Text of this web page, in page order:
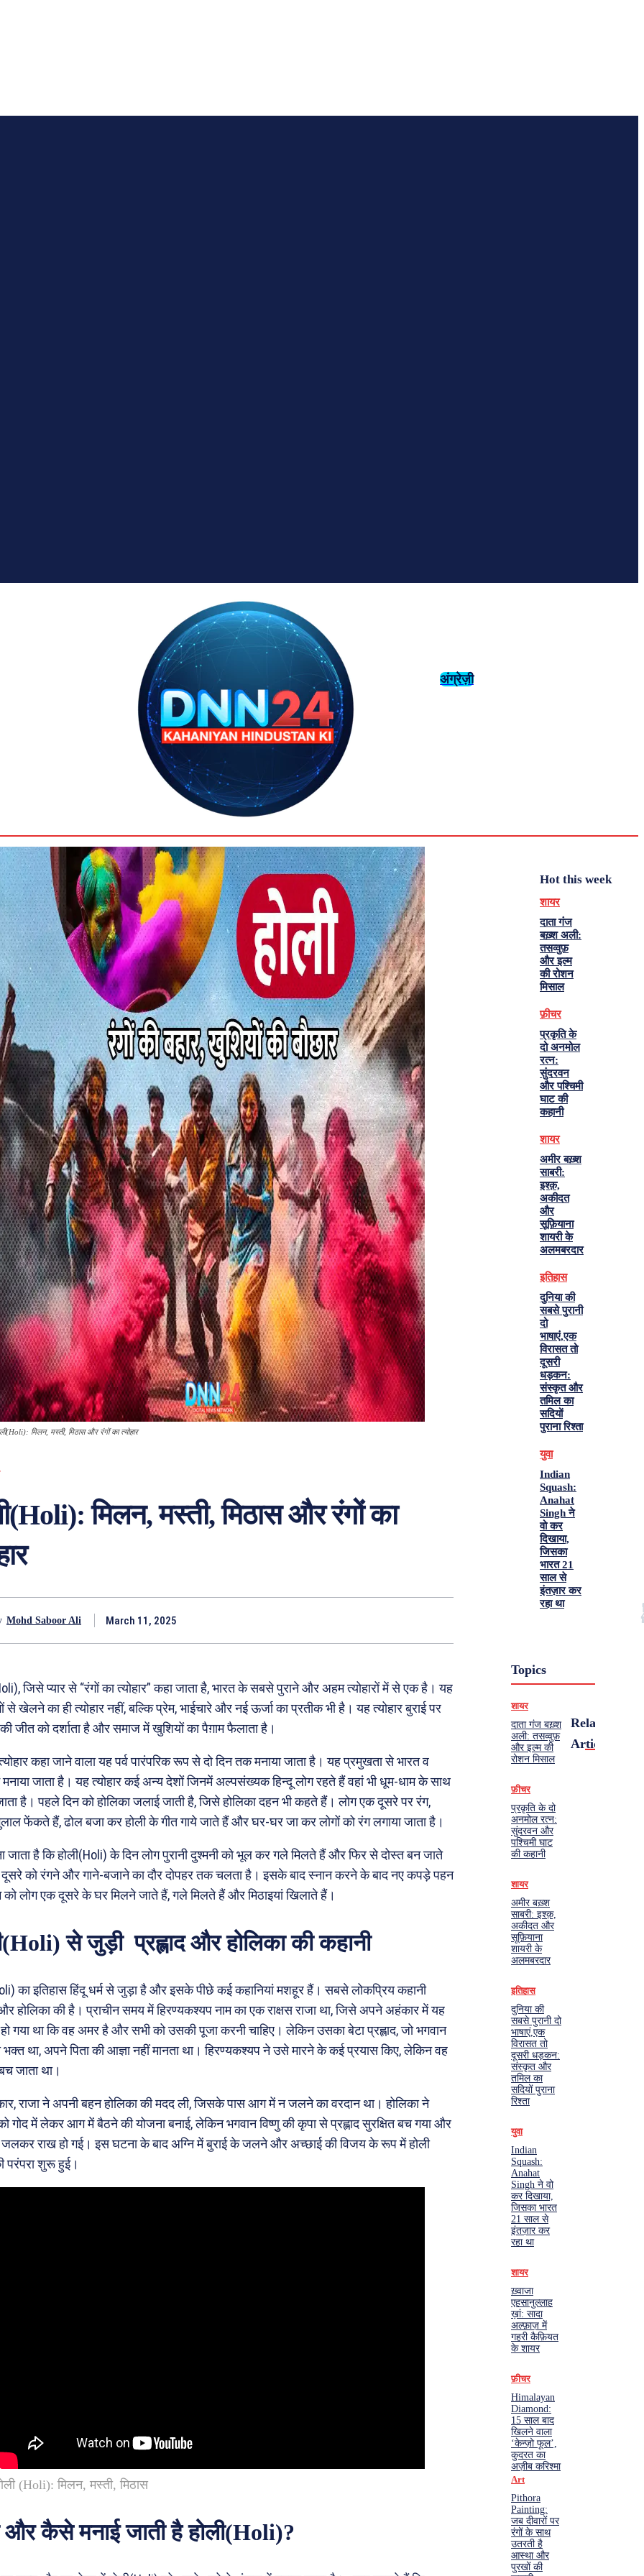
अंग्रेज़ी
मिलन, मस्ती, मिठास और रंगों का त्योहार
मिलन, मस्ती, मिठास और रंगों का
Mohd Saboor Ali March 11, 2025
जिसे प्यार से “रंगों का त्योहार” कहा जाता है, भारत के सबसे पुराने और अहम त्योहारों में से एक है। यह
से खेलने का ही त्योहार नहीं, बल्कि प्रेम, भाईचारे और नई ऊर्जा का प्रतीक भी है। यह त्योहार बुराई पर
जीत को दर्शाता है और समाज में खुशियों का पैग़ाम फैलाता है।
कहा जाने वाला यह पर्व पारंपरिक रूप से दो दिन तक मनाया जाता है। यह प्रमुखता से भारत व
जाता है। यह त्योहार कई अन्य देशों जिनमें अल्पसंख्यक हिन्दू लोग रहते हैं वहां भी धूम-धाम के साथ
है। पहले दिन को होलिका जलाई जाती है, जिसे होलिका दहन भी कहते हैं। लोग एक दूसरे पर रंग,
फेंकते हैं, ढोल बजा कर होली के गीत गाये जाते हैं और घर-घर जा कर लोगों को रंग लगाया जाता है।
जाता है कि होली(Holi) के दिन लोग पुरानी दुश्मनी को भूल कर गले मिलते हैं और फिर से दोस्त बन जाते
को रंगने और गाने-बजाने का दौर दोपहर तक चलता है। इसके बाद स्नान करने के बाद नए कपड़े पहन
को लोग एक दूसरे के घर मिलने जाते हैं, गले मिलते हैं और मिठाइयां खिलाते हैं।
से जुड़ी प्रह्लाद और होलिका की कहानी
का इतिहास हिंदू धर्म से जुड़ा है और इसके पीछे कई कहानियां मशहूर हैं। सबसे लोकप्रिय कहानी
और होलिका की है। प्राचीन समय में हिरण्यकश्यप नाम का एक राक्षस राजा था, जिसे अपने अहंकार में यह
हो गया था कि वह अमर है और सभी को उसकी पूजा करनी चाहिए। लेकिन उसका बेटा प्रह्लाद, जो भगवान
भक्त था, अपने पिता की आज्ञा नहीं मानता था। हिरण्यकश्यप ने उसे मारने के कई प्रयास किए, लेकिन वह
जाता था।
राजा ने अपनी बहन होलिका की मदद ली, जिसके पास आग में न जलने का वरदान था। होलिका ने
को गोद में लेकर आग में बैठने की योजना बनाई, लेकिन भगवान विष्णु की कृपा से प्रह्लाद सुरक्षित बच गया और
जलकर राख हो गई। इस घटना के बाद अग्नि में बुराई के जलने और अच्छाई की विजय के रूप में होली
परंपरा शुरू हुई।
(Holi): मिलन, मस्ती, मिठास
और कैसे मनाई जाती है होली(Holi)?
Hot this week
शायर
दाता गंज
बख़्श अली:
तसव्वुफ़
और इल्म
की रोशन
मिसाल
फ़ीचर
प्रकृति के
दो अनमोल
रत्न:
सुंदरवन
और पश्चिमी
घाट की
कहानी
शायर
अमीर बख़्श
साबरी:
इश्क़,
अकीदत
और
सूफ़ियाना
शायरी के
अलमबरदार
इतिहास
दुनिया की
सबसे पुरानी
दो
भाषाएं,एक
विरासत तो
दूसरी
धड़कन:
संस्कृत और
तमिल का
सदियों
पुराना रिश्ता
युवा
Indian
Squash:
Anahat
Singh ने
वो कर
दिखाया,
जिसका
भारत 21
साल से
इंतज़ार कर
रहा था
Topics
शायर
दाता गंज बख़्श
अली: तसव्वुफ़
और इल्म की
रोशन मिसाल
फ़ीचर
प्रकृति के दो
अनमोल रत्न:
सुंदरवन और
पश्चिमी घाट
की कहानी
शायर
अमीर बख़्श
साबरी: इश्क़,
अकीदत और
सूफ़ियाना
शायरी के
अलमबरदार
इतिहास
दुनिया की
सबसे पुरानी दो
भाषाएं,एक
विरासत तो
दूसरी धड़कन:
संस्कृत और
तमिल का
सदियों पुराना
रिश्ता
युवा
Indian
Squash:
Anahat
Singh ने वो
कर दिखाया,
जिसका भारत
21 साल से
इंतज़ार कर
रहा था
शायर
ख़्वाजा
एहसानुल्लाह
ख़ां: सादा
अल्फ़ाज़ में
गहरी कैफ़ियत
के शायर
फ़ीचर
Himalayan
Diamond:
15 साल बाद
खिलने वाला
‘केन्ज़ो फूल’,
कुदरत का
अज़ीब करिश्मा
Art
Pithora
Painting:
जब दीवारों पर
रंगों के साथ
उतरती है
आस्था और
पुरखों की
Related
Articles